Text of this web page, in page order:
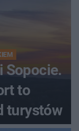
Sopocie.
to
turystów